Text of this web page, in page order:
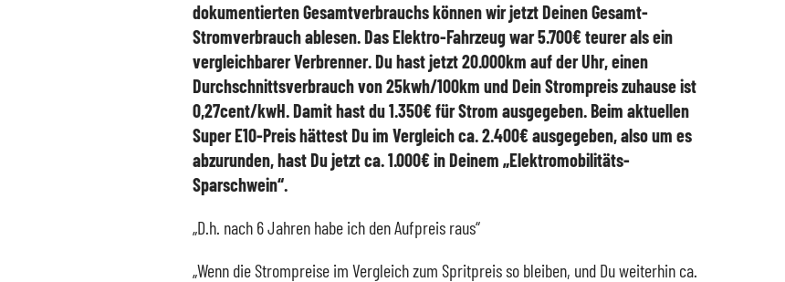
dokumentierten Gesamtverbrauchs können wir jetzt Deinen Gesamt-
Stromverbrauch ablesen. Das Elektro-Fahrzeug war 5.700€ teurer als ein
vergleichbarer Verbrenner. Du hast jetzt 20.000km auf der Uhr, einen
Durchschnittsverbrauch von 25kwh/100km und Dein Strompreis zuhause ist
0,27cent/kwH. Damit hast du 1.350€ für Strom ausgegeben. Beim aktuellen
Super E10-Preis hättest Du im Vergleich ca. 2.400€ ausgegeben, also um es
abzurunden, hast Du jetzt ca. 1.000€ in Deinem „Elektromobilitäts-
Sparschwein“.
„D.h. nach 6 Jahren habe ich den Aufpreis raus“
„Wenn die Strompreise im Vergleich zum Spritpreis so bleiben, und Du weiterhin ca.